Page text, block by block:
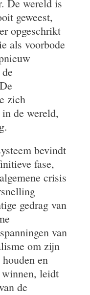
De wereld is
geweest,
opgeschrikt
als voorbode
zich
de wereld,
bevindt
fase,
crisis
gedrag van
van
om zijn
en
leidt
de